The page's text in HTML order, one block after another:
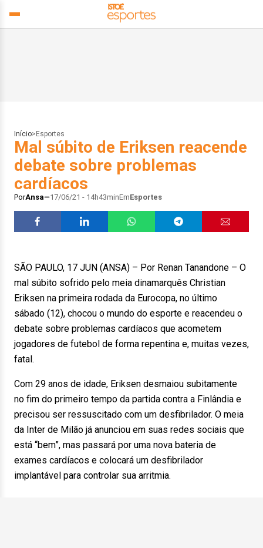
Início> Esportes
Mal súbito de Eriksen reacende
debate sobre problemas
cardíacos
PorAnsa 17/06/21 - 14h43minEmEsportes
SÃO PAULO, 17 JUN (ANSA) – Por Renan Tanandone – O
mal súbito sofrido pelo meia dinamarquês Christian
Eriksen na primeira rodada da Eurocopa, no último
sábado (12), chocou o mundo do esporte e reacendeu o
debate sobre problemas cardíacos que acometem
jogadores de futebol de forma repentina e, muitas vezes,
fatal.
Com 29 anos de idade, Eriksen desmaiou subitamente
no fim do primeiro tempo da partida contra a Finlândia e
precisou ser ressuscitado com um desfibrilador. O meia
da Inter de Milão já anunciou em suas redes sociais que
está “bem”, mas passará por uma nova bateria de
exames cardíacos e colocará um desfibrilador
implantável para controlar sua arritmia.